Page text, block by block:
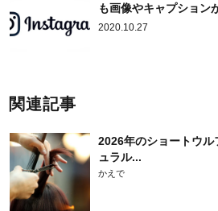
も画像やキャプション
2020.10.27
関連記事
2026年のショートウ
ュラル...
かえで